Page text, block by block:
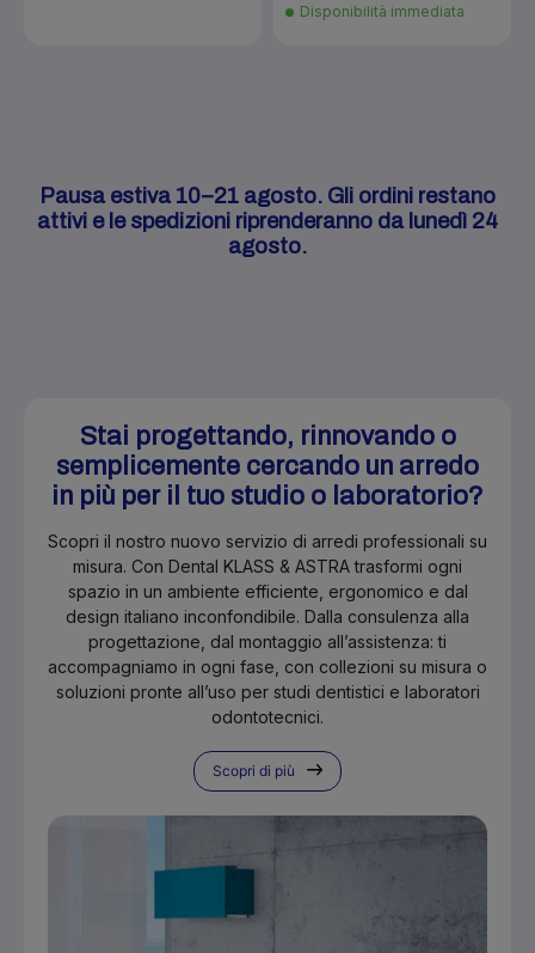
Disponibilità immediata
Pausa estiva 10–21 agosto. Gli ordini restano
attivi e le spedizioni riprenderanno da lunedì 24
agosto.
Stai progettando, rinnovando o
semplicemente cercando un arredo
in più per il tuo studio o laboratorio?
Scopri il nostro nuovo servizio di arredi professionali su
misura. Con Dental KLASS & ASTRA trasformi ogni
spazio in un ambiente efficiente, ergonomico e dal
design italiano inconfondibile. Dalla consulenza alla
progettazione, dal montaggio all’assistenza: ti
accompagniamo in ogni fase, con collezioni su misura o
soluzioni pronte all’uso per studi dentistici e laboratori
odontotecnici.
Scopri di più